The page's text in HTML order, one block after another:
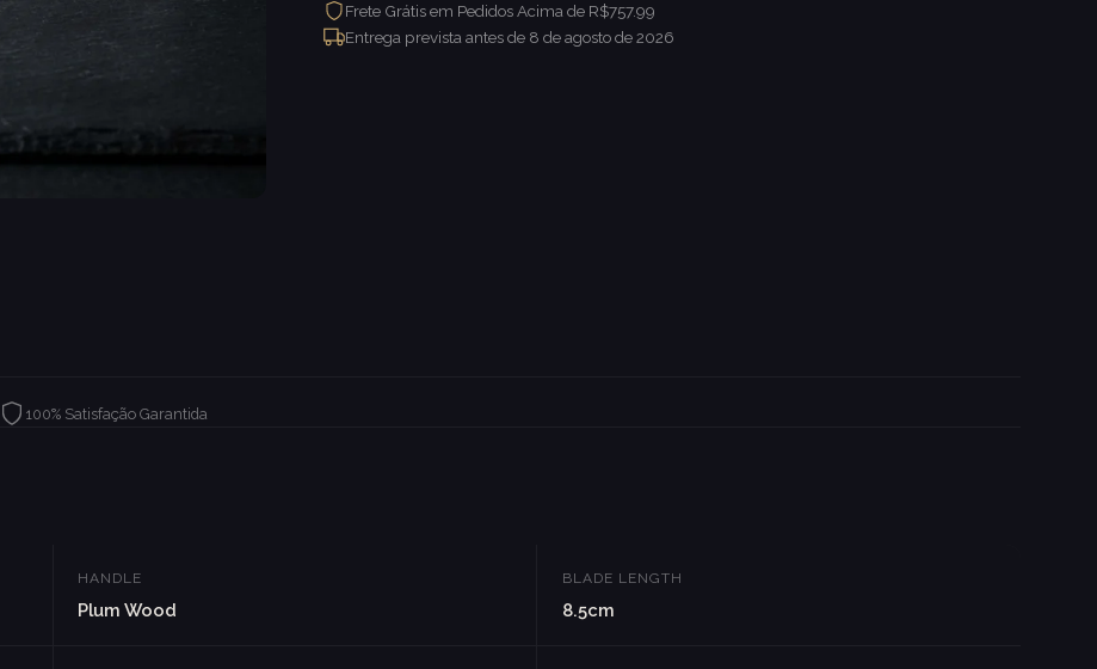
Frete Grátis em Pedidos Acima de R$757.99
Entrega prevista antes de 8 de agosto de 2026
100% Satisfação Garantida
HANDLE
Plum Wood
BLADE LENGTH
8.5cm